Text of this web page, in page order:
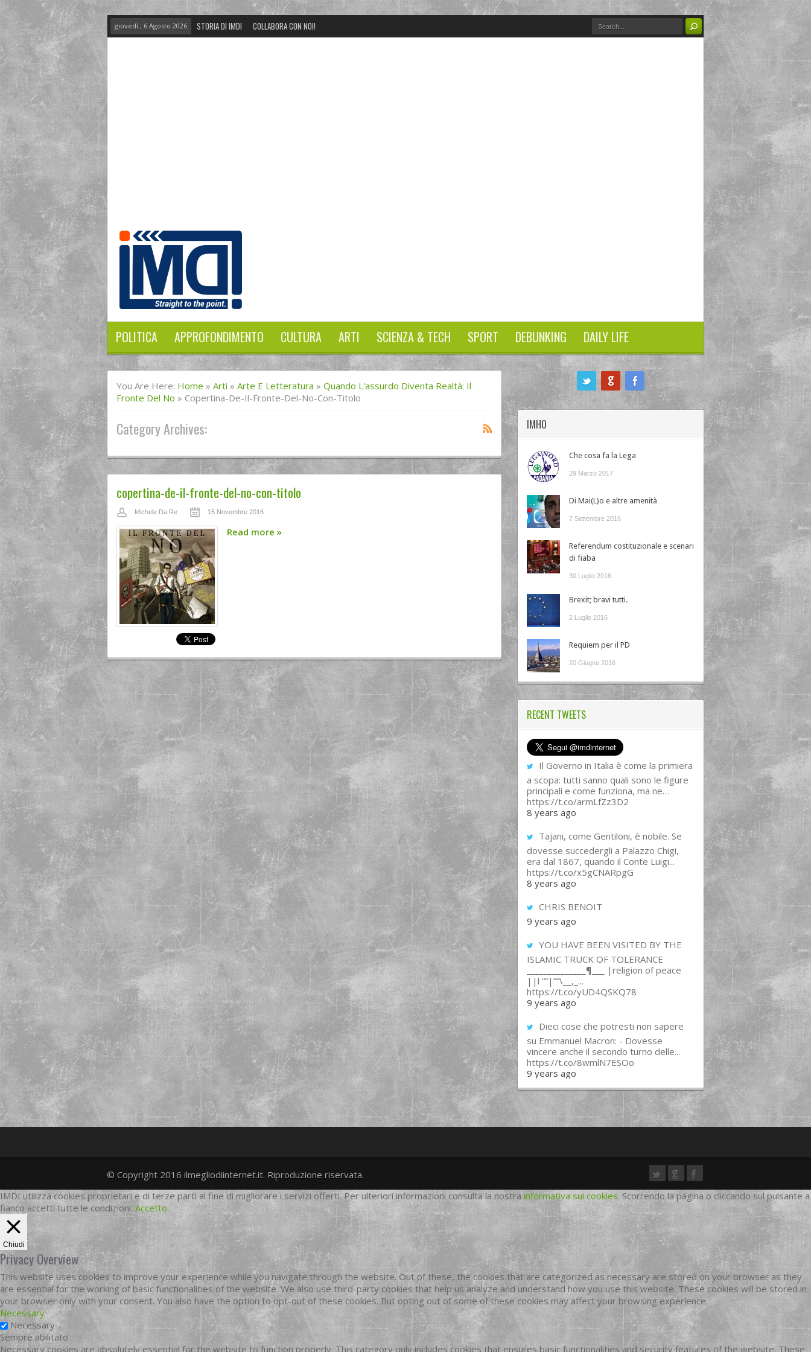
giovedì , 6 Agosto 2026 STORIA DI IMDI COLLABORA CON NOI!
POLITICA APPROFONDIMENTO CULTURA ARTI SCIENZA & TECH SPORT DEBUNKING DAILY LIFE
You Are Here: Home » Arti » Arte E Letteratura » Quando L'assurdo Diventa Realtà: Il
Fronte Del No » Copertina-De-Il-Fronte-Del-No-Con-Titolo
Category Archives:
copertina-de-il-fronte-del-no-con-titolo
Michele Da Re 15 Novembre 2016
Read more »
IMHO
Che cosa fa la Lega
29 Marzo 2017
Di Mai(L)o e altre amenità
7 Settembre 2016
Referendum costituzionale e scenari
di fiaba
30 Luglio 2016
Brexit; bravi tutti.
2 Luglio 2016
Requiem per il PD
20 Giugno 2016
RECENT TWEETS
Il Governo in Italia è come la primiera
a scopa: tutti sanno quali sono le figure
principali e come funziona, ma ne…
https://t.co/armLfZz3D2
8 years ago
Tajani, come Gentiloni, è nobile. Se
dovesse succedergli a Palazzo Chigi,
era dal 1867, quando il Conte Luigi...
https://t.co/x5gCNARpgG
8 years ago
CHRIS BENOIT
9 years ago
YOU HAVE BEEN VISITED BY THE
ISLAMIC TRUCK OF TOLERANCE
______________¶___ |religion of peace
||l “”|””\__,_...
https://t.co/yUD4QSKQ78
9 years ago
Dieci cose che potresti non sapere
su Emmanuel Macron: - Dovesse
vincere anche il secondo turno delle...
https://t.co/8wmlN7ESOo
9 years ago
twittergoogleplus
facebook
© Copyright 2016 ilmegliodiinternet.it. Riproduzione riservata.
IMDI utilizza cookies proprietari e di terze parti al fine di migliorare i servizi offerti. Per ulteriori informazioni consulta la nostra informativa sui cookies. Scorrendo la pagina o cliccando sul pulsante a
fianco accetti tutte le condizioni. Accetto
Chiudi
Privacy Overview
This website uses cookies to improve your experience while you navigate through the website. Out of these, the cookies that are categorized as necessary are stored on your browser as they
are essential for the working of basic functionalities of the website. We also use third-party cookies that help us analyze and understand how you use this website. These cookies will be stored in
your browser only with your consent. You also have the option to opt-out of these cookies. But opting out of some of these cookies may affect your browsing experience.
Necessary
Necessary
Sempre abilitato
Necessary cookies are absolutely essential for the website to function properly. This category only includes cookies that ensures basic functionalities and security features of the website. These